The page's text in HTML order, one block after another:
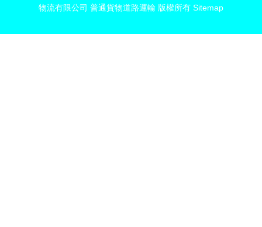
物流有限公司 普通貨物道路運輸 版權所有 Sitemap